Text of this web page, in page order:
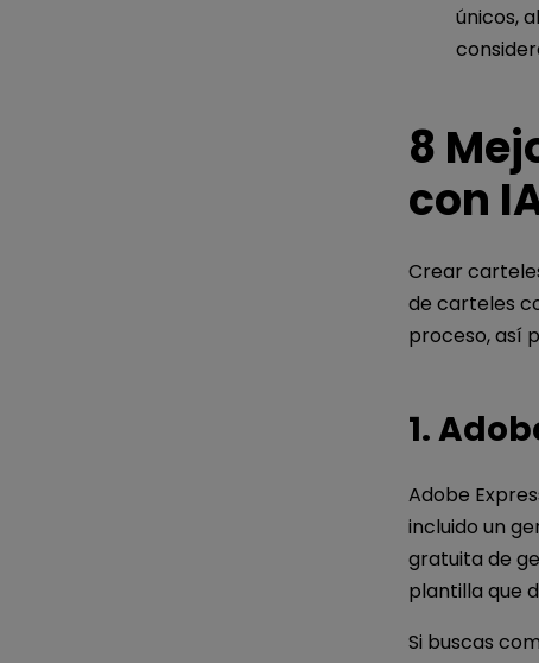
únicos,
8
con
Crear
de carteles
proceso, así
1.
Adobe
incluido un
gratuita de
plantilla que
Si buscas